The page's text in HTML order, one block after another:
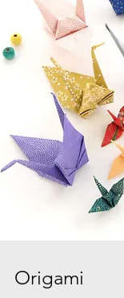
Origami